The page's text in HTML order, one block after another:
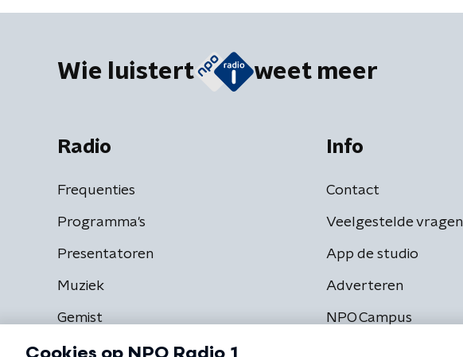
Wie luistert weet meer
Radio
Frequenties
Programma's
Presentatoren
Muziek
Gemist
Info
Contact
Veelgestelde vragen
App de studio
Adverteren
NPO Campus